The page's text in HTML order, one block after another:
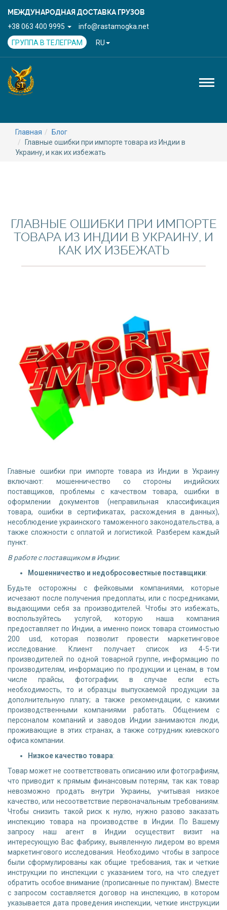
МЕЖДУНАРОДНАЯ ДОСТАВКА ГРУЗОВ
+38 063 400 9995
info@rastamogka.net
ГРУППА В ТЕЛЕГРАМ
RU
Главная
Блог
Главные ошибки при импорте товара из Индии в
Украину, и как их избежать
ГЛАВНЫЕ ОШИБКИ ПРИ ИМПОРТЕ
ТОВАРА ИЗ ИНДИИ В УКРАИНУ, И
КАК ИХ ИЗБЕЖАТЬ
Главные ошибки при импорте товара из Индии в Украину
включают: мошенничество со стороны индийских
поставщиков, проблемы с качеством товара, ошибки в
оформлении документов (неправильная классификация
товара, ошибки в сертификатах, расхождения в данных),
несоблюдение украинского таможенного законодательства, а
также сложности с оплатой и логистикой. Разберем каждый
пункт.
В работе с поставщиком в Индии:
Мошенничество и недобросовестные поставщики:
Будьте осторожны с фейковыми компаниями, которые
исчезают после получения предоплаты, или с посредниками,
выдающими себя за производителей. Чтобы это избежать,
воспользуйтесь услугой, которую наша компания
предоставляет по Индии, а именно поиск товара стоимостью
200 usd, которая позволит провести маркетинговое
исследование. Клиент получает список из 4-5-ти
производителей по одной товарной группе, информацию по
производителям, информацию по продукции и ценам, в том
числе прайсы, фотографии; в случае если есть
необходимость, то и образцы выпускаемой продукции за
дополнительную плату; а также рекомендации, с какими
производственными компаниями работать. Общением с
персоналом компаний и заводов Индии занимаются люди,
проживающие в этих странах, а также сотрудник киевского
офиса компании.
Низкое качество товара:
Товар может не соответствовать описанию или фотографиям,
что приводит к прямым финансовым потерям, так как товар
невозможно продать внутри Украины, учитывая низкое
качество, или несоответствие первоначальным требованиям.
Чтобы снизить такой риск к нулю, нужно разово заказать
инспекцию товара на производстве в Индии. По Вашему
запросу наш агент в Индии осуществит визит на
интересующую Вас фабрику, выявленную лидером во время
маркетингового исследования. Необходимо чтобы в запросе
были сформулированы как общие требования, так и четкие
инструкции по инспекции с указанием того, на что следует
обратить особое внимание (прописанные по пунктам). Вместе
с запросом составляется договор на инспекцию, в котором
указывается дата проведения инспекции, четкие инструкции